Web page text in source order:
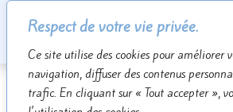
Respect de votre vie privée.
Ce site utilise des cookies pour améliorer
navigation, diffuser des contenus
trafic. En cliquant sur « Tout accepter »,